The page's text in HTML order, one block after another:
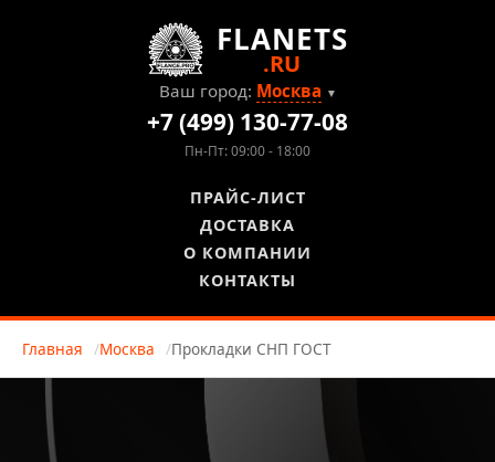
FLANETS
.RU
Ваш город: Москва ▼
+7 (499) 130-77-08
Пн-Пт: 09:00 - 18:00
ПРАЙС-ЛИСТ
ДОСТАВКА
О КОМПАНИИ
КОНТАКТЫ
Главная Москва Прокладки СНП ГОСТ